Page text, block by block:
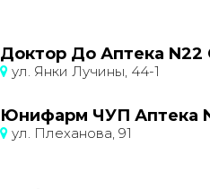
Доктор До Аптека
ул. Янки Лучины, 44-1
Юнифарм ЧУП Аптека
ул. Плеханова, 91